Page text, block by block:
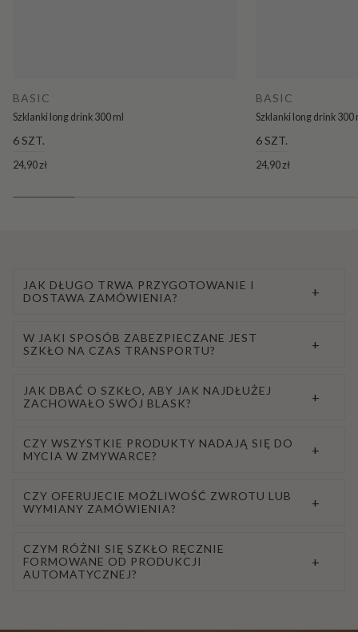
BASIC
Szklanki long drink 300 ml
6 SZT.
24,90 zł
BASIC
Szklanki long drink 300
6 SZT.
24,90 zł
JAK DŁUGO TRWA PRZYGOTOWANIE I
DOSTAWA ZAMÓWIENIA?
+
W JAKI SPOSÓB ZABEZPIECZANE JEST
SZKŁO NA CZAS TRANSPORTU?
+
JAK DBAĆ O SZKŁO, ABY JAK NAJDŁUŻEJ
ZACHOWAŁO SWÓJ BLASK?
+
CZY WSZYSTKIE PRODUKTY NADAJĄ SIĘ DO
MYCIA W ZMYWARCE?
+
CZY OFERUJECIE MOŻLIWOŚĆ ZWROTU LUB
WYMIANY ZAMÓWIENIA?
+
CZYM RÓŻNI SIĘ SZKŁO RĘCZNIE
FORMOWANE OD PRODUKCJI
AUTOMATYCZNEJ?
+